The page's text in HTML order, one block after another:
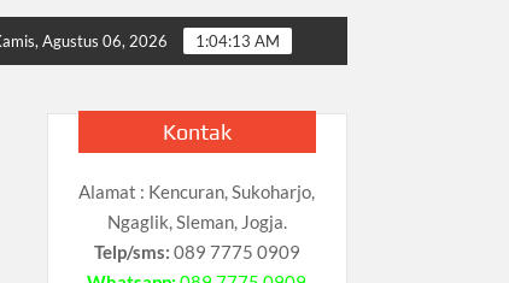
Cahaya Tauhid Press
Agustus 06, 2026 1:04:14 AM
Kontak
Alamat : Kencuran, Sukoharjo,
Ngaglik, Sleman, Jogja.
Telp/sms: 089 7775 0909